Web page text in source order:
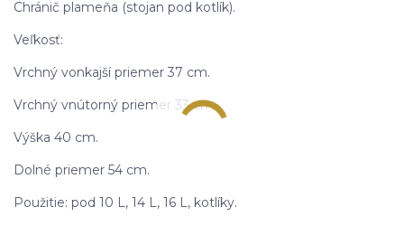
Chránič plameňa (stojan pod kotlík).
Veľkosť:
Vrchný vonkajší priemer 37 cm.
Vrchný vnútorný priemer 33 cm.
Výška 40 cm.
Dolné priemer 54 cm.
Použitie: pod 10 L, 14 L, 16 L, kotlíky.